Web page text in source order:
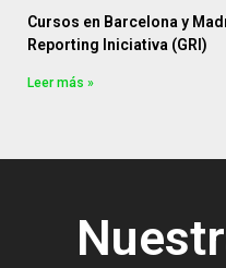
Cursos en Barcelona y
Reporting Iniciativa (GRI)
Leer más »